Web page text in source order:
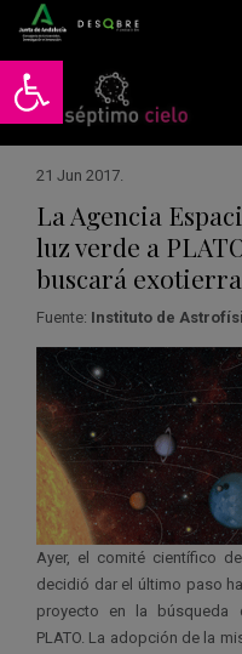
Abrir barra de herramientas
21 Jun 2017.
La Agencia
luz verde a
buscará
Fuente: Instituto de
Ayer, el comité científico
decidió dar el último paso
proyecto en la búsqueda
PLATO. La adopción de la